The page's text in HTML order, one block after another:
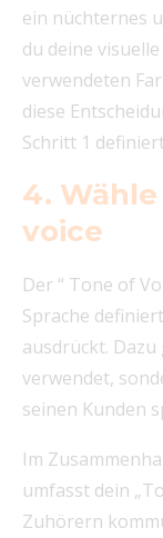
ein nüchternes
du deine
verwendeten
diese
Schritt 1
4.
voice
Der “ Tone of
Sprache
ausdrückt.
verwendet,
seinen Kunden
Im
umfasst dein
Zuhörern